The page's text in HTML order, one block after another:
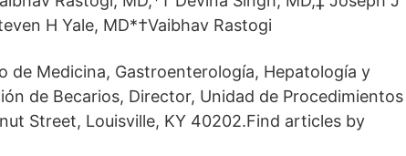
H Yale, MD*†Vaibhav Rastogi
de Medicina, Gastroenterología, Hepatología y
de Becarios, Director, Unidad de Procedimientos
Street, Louisville, KY 40202.Find articles by